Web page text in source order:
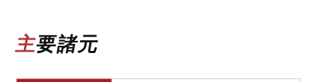
主要諸元